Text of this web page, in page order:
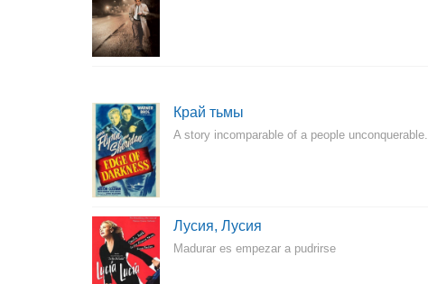
Край тьмы
A story incomparable of a people unconquerable.
Лусия, Лусия
Madurar es empezar a pudrirse